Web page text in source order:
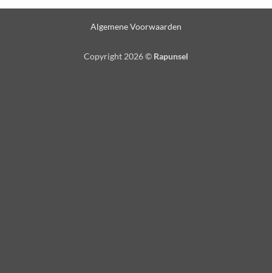
Algemene Voorwaarden
Copyright 2026 © Rapunsel